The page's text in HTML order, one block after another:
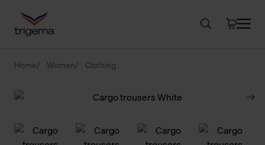
Home Women Clothing